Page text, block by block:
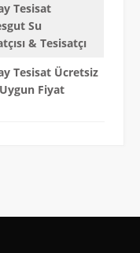
Tesisat
Su
& Tesisatçı
Tesisat Ücretsiz
Fiyat